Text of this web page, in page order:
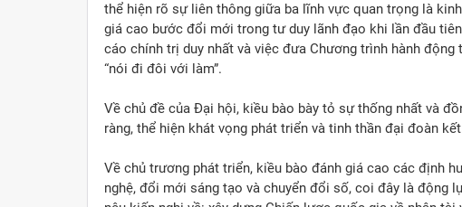
thể hiện rõ sự liên thông giữa ba lĩnh vực quan trọng là
giá cao bước đổi mới trong tư duy lãnh đạo khi lần đầu
cáo chính trị duy nhất và việc đưa Chương trình hành
“nói đi đôi với làm”.
Về chủ đề của Đại hội, kiều bào bày tỏ sự thống nhất và
ràng, thể hiện khát vọng phát triển và tinh thần đại đoàn
Về chủ trương phát triển, kiều bào đánh giá cao các định
nghệ, đổi mới sáng tạo và chuyển đổi số, coi đây là động